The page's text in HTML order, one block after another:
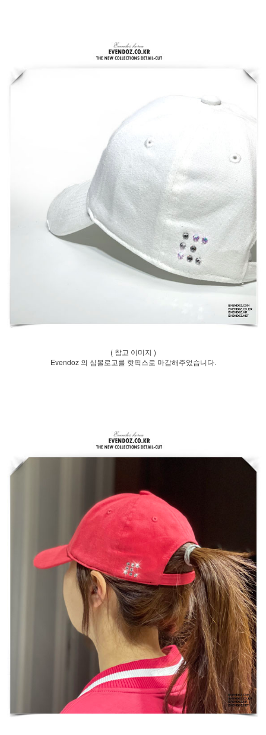
( 참고 이미지 )
Evendoz 의 심볼로고를 핫픽스로 마감해주었습니다.